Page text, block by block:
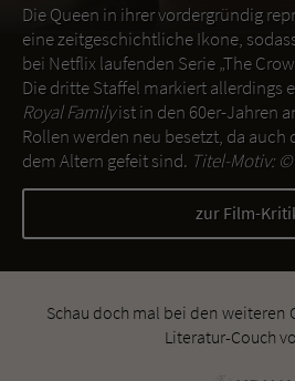
Die Queen in ihrer vordergründig
eine zeitgeschichtliche Ikone,
bei Netflix laufenden Serie „The
Die dritte Staffel markiert allerdings
Royal Familyist in den 60er-Jahren
Rollen werden neu besetzt, da
dem Altern gefeit sind. Titel-Motiv: ©
zur Film-
Schau doch mal bei den weiteren
Literatur-Couch